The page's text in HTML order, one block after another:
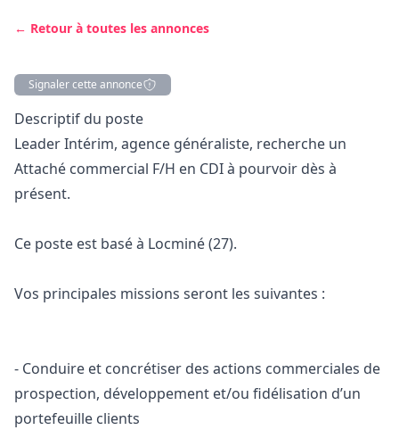
← Retour à toutes les annonces
Signaler cette annonce
Description
Descriptif du poste
Leader Intérim, agence généraliste, recherche un
Attaché commercial F/H en CDI à pourvoir dès à
présent.
Ce poste est basé à Locminé (27).
Vos principales missions seront les suivantes :
- Conduire et concrétiser des actions commerciales de
prospection, développement et/ou fidélisation d’un
portefeuille clients